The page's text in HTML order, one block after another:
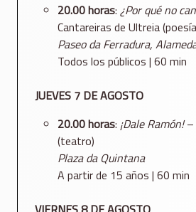
20.00 horas: ¿Por qué no
Cantareiras de Ultreia
Paseo da Ferradura,
Todos los públicos | 60 min
JUEVES 7 DE AGOSTO
20.00 horas: ¡Dale Ramón!–
(teatro)
Plaza da Quintana
A partir de 15 años | 60 min